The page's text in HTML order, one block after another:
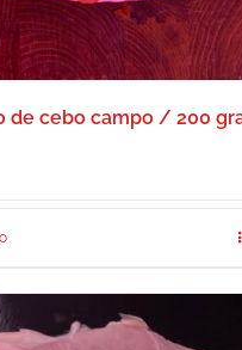
de cebo campo / 200